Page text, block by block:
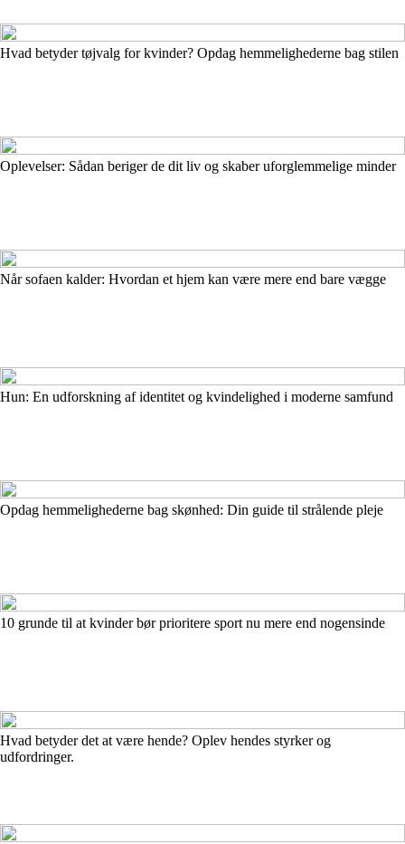
Hvad betyder tøjvalg for kvinder? Opdag hemmelighederne bag stilen
Oplevelser: Sådan beriger de dit liv og skaber uforglemmelige minder
Når sofaen kalder: Hvordan et hjem kan være mere end bare vægge
Hun: En udforskning af identitet og kvindelighed i moderne samfund
Opdag hemmelighederne bag skønhed: Din guide til strålende pleje
10 grunde til at kvinder bør prioritere sport nu mere end nogensinde
Hvad betyder det at være hende? Oplev hendes styrker og
udfordringer.